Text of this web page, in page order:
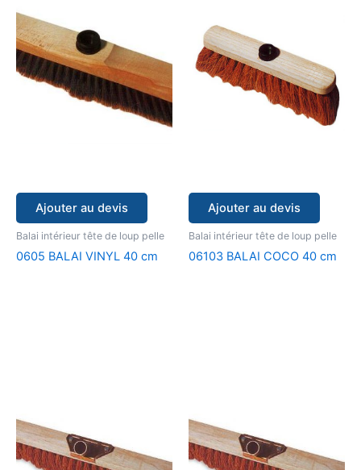
Ajouter au devis
Balai intérieur tête de loup pelle
0605 BALAI VINYL 40 cm
Ajouter au devis
Balai intérieur tête de loup pelle
06103 BALAI COCO 40 cm